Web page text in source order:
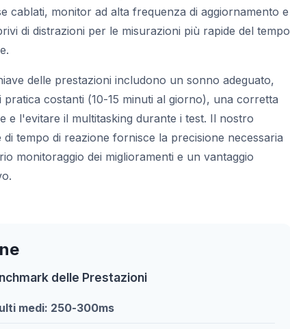
cablati, monitor ad alta frequenza di aggiornamento e
di distrazioni per le misurazioni più rapide del tempo
delle prestazioni includono un sonno adeguato,
pratica costanti (10-15 minuti al giorno), una corretta
e l'evitare il multitasking durante i test. Il nostro
di tempo di reazione fornisce la precisione necessaria
monitoraggio dei miglioramenti e un vantaggio
delle Prestazioni
medi: 250-300ms